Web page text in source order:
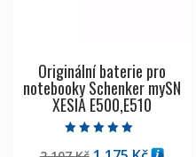
Originální baterie pro
notebooky Schenker mySN
XESIA E500,E510
5.00